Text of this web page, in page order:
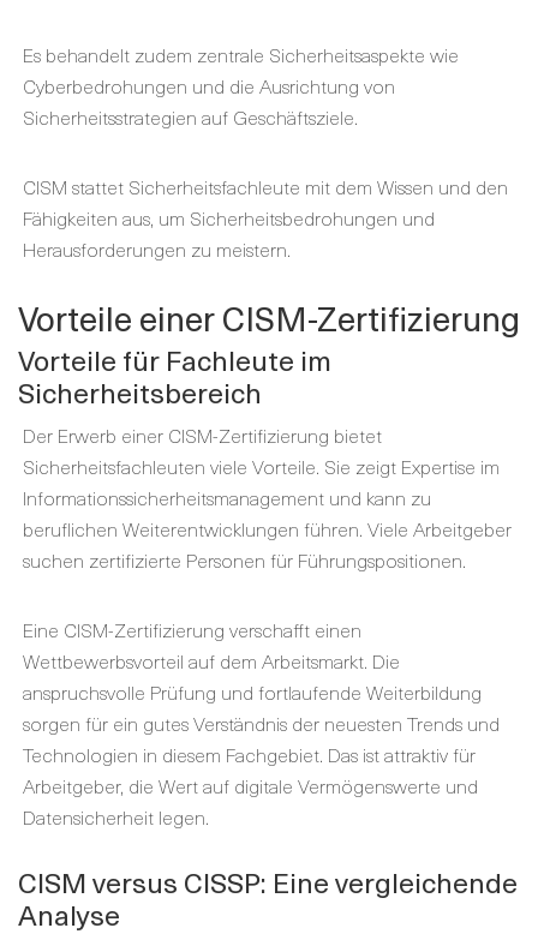
Es behandelt zudem zentrale Sicherheitsaspekte wie
Cyberbedrohungen und die Ausrichtung von
Sicherheitsstrategien auf Geschäftsziele.
CISM stattet Sicherheitsfachleute mit dem Wissen und den
Fähigkeiten aus, um Sicherheitsbedrohungen und
Herausforderungen zu meistern.
Vorteile einer CISM-Zertifizierung
Vorteile für Fachleute im
Sicherheitsbereich
Der Erwerb einer CISM-Zertifizierung bietet
Sicherheitsfachleuten viele Vorteile. Sie zeigt Expertise im
Informationssicherheitsmanagement und kann zu
beruflichen Weiterentwicklungen führen. Viele Arbeitgeber
suchen zertifizierte Personen für Führungspositionen.
Eine CISM-Zertifizierung verschafft einen
Wettbewerbsvorteil auf dem Arbeitsmarkt. Die
anspruchsvolle Prüfung und fortlaufende Weiterbildung
sorgen für ein gutes Verständnis der neuesten Trends und
Technologien in diesem Fachgebiet. Das ist attraktiv für
Arbeitgeber, die Wert auf digitale Vermögenswerte und
Datensicherheit legen.
CISM versus CISSP: Eine vergleichende
Analyse